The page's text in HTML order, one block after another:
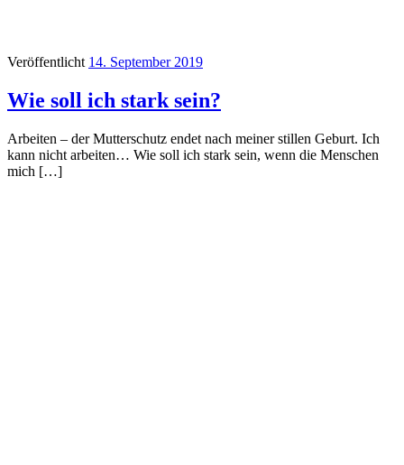
Veröffentlicht 14. September 2019
Wie soll ich stark sein?
Arbeiten – der Mutterschutz endet nach meiner stillen Geburt. Ich
kann nicht arbeiten… Wie soll ich stark sein, wenn die Menschen
mich […]